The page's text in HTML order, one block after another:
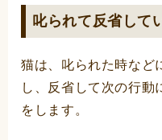
叱られて反省して
猫は、叱られた時など
し、反省して次の行動
をします。